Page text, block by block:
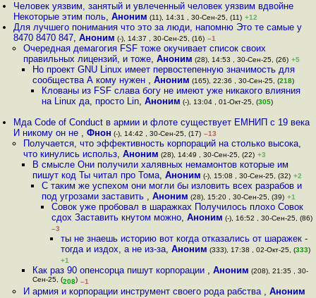
Человек уязвим, занятый и увлеченный человек уязвим вдвойне
Некоторые этим поль,Аноним (11), 14:31 , 30-Сен-25, (11) +12
Для лучшего понимания что это за люди, напомню Это те самые у
8470 8470 847,Аноним (-), 14:37 , 30-Сен-25, (16) –1
Очередная демагогия FSF тоже окучивает список своих
правильных лицензий, и тоже, Аноним (28), 14:53 , 30-Сен-25, (26) +5
Но проект GNU Linux имеет первостепенную значимость для
сообщества А кому нужен , Аноним (165), 22:36 , 30-Сен-25, (218)
Клованы из FSF слава богу не имеют уже никакого влияния
на Linux да, просто Lin,Аноним (-), 13:04 , 01-Окт-25, (305)
Мда Code of Conduct в армии и флоте существует ЕМНИП с 19 века
И никому он не ,Фнон (-), 14:42 , 30-Сен-25, (17) –13
Получается, что эффективность корпораций на столько высока,
что кинулись использ, Аноним (28), 14:49 , 30-Сен-25, (22) +3
В смысле Они получили халявных немамонтов которые им
пишут код Ты читал про Тома, Аноним (-), 15:08 , 30-Сен-25, (32) +2
С таким же успехом они могли бы изловить всех разрабов и
под угрозами заставить ,Аноним (28), 15:20 , 30-Сен-25, (39) +1
Совок уже пробовал в шаражках Получилось плохо Совок
сдох Заставить кнутом можно, Аноним (-), 16:52 , 30-Сен-25, (86)
–3
ты не знаешь историю вот когда отказались от шаражек -
тогда и издох, а не из-за, Аноним (333), 17:38 , 02-Окт-25, (333)
+1
Как раз 90 опенсорца пишут корпорации , Аноним (208), 21:35 , 30-
Сен-25, (208) –1
И армия и корпорации инструмент своего рода рабства , Аноним